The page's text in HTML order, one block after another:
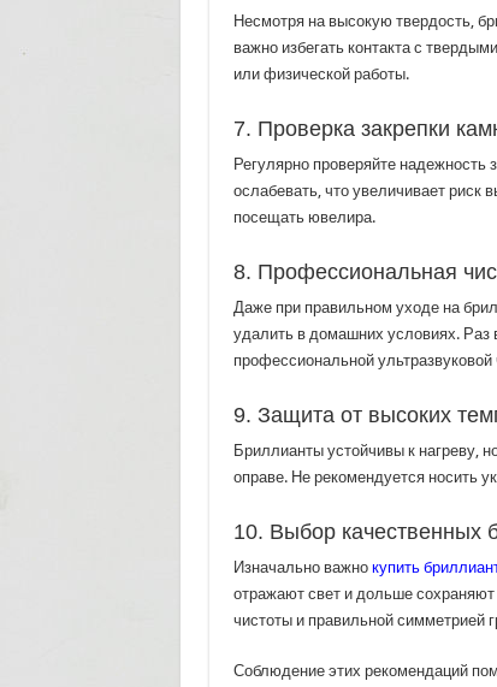
Несмотря на высокую твердость,
важно избегать контакта с
или физической работы.
7. Проверка закрепки
Регулярно проверяйте
ослабевать, что увеличивает риск
посещать ювелира.
8. Профессиональная
Даже при правильном уходе на
удалить в домашних условиях.
профессиональной ультразвуковой
9. Защита от высоких
Бриллианты устойчивы к нагреву,
оправе. Не рекомендуется носить
10. Выбор качественных
Изначально важно купить
отражают свет и дольше
чистоты и правильной симметрией
Соблюдение этих рекомендаций